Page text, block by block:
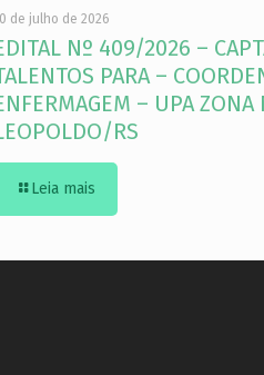
de julho de 2026
Nº 409/2026 –
PARA –
– UPA ZONA
RS
Leia mais